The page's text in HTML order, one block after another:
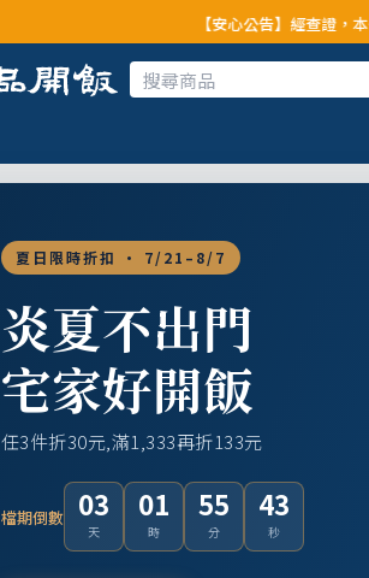
【安心公告】經查證，本公司全品項與上
夏日限時折扣 · 7/21–8/7
炎夏不出門
宅家好開飯
任3件折30元,滿1,333再折133元
檔期倒數 03
天
01
時
55
分
41
秒